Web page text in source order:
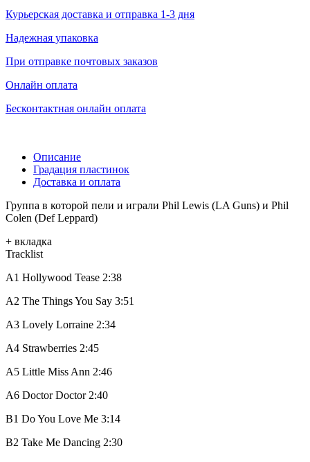
Курьерская доставка и отправка 1-3 дня
Надежная упаковка
При отправке почтовых заказов
Онлайн оплата
Бесконтактная онлайн оплата
Описание
Градация пластинок
Доставка и оплата
Группа в которой пели и играли Phil Lewis (LA Guns) и Phil
Colen (Def Leppard)
+ вкладка
Tracklist
A1 Hollywood Tease 2:38
A2 The Things You Say 3:51
A3 Lovely Lorraine 2:34
A4 Strawberries 2:45
A5 Little Miss Ann 2:46
A6 Doctor Doctor 2:40
B1 Do You Love Me 3:14
B2 Take Me Dancing 2:30